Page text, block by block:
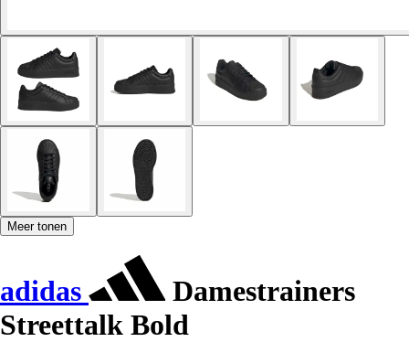
Meer tonen
adidas
Damestrainers
Streettalk Bold